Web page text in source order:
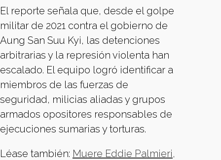
El reporte señala que, desde el golpe
militar de 2021 contra el gobierno de
Aung San Suu Kyi, las detenciones
arbitrarias y la represión violenta han
escalado. El equipo logró identificar a
miembros de las fuerzas de
seguridad, milicias aliadas y grupos
armados opositores responsables de
ejecuciones sumarias y torturas.
Léase también: Muere Eddie Palmieri,